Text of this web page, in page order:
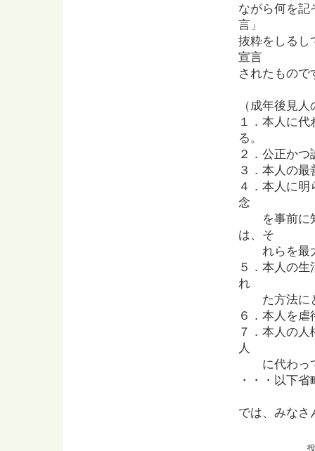
ながら何を記
言」
抜粋をしるし
宣言
されたもので
（成年後見
１．本人に
る。
２．公正か
３．本人の
４．本人に
念
を事前に知
は、そ
れらを最大
５．本人の
れ
た方法に
６．本人を
７．本人の
人
に代わって
・・・以下
では、みなさ